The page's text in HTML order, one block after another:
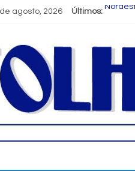
agosto, 2026 Últimos:
FIEB